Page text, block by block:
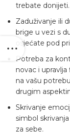
trebate donijeti.
Zaduživanje ili
brige u vezi s
osjećate pod
Potreba za
novac i upravlja
na vašu
drugim
Skrivanje
simbol
za sebe.